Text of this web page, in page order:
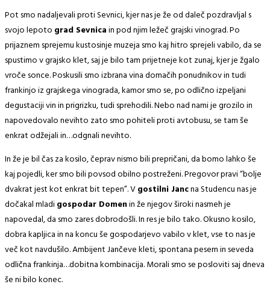
Pot smo nadaljevali proti Sevnici, kjer nas je že od daleč pozdravljal s
svojo lepoto grad Sevnicain pod njim ležeč grajski vinograd. Po
prijaznem sprejemu kustosinje muzeja smo kaj hitro sprejeli vabilo, da se
spustimo v grajsko klet, saj je bilo tam prijetneje kot zunaj, kjer je žgalo
vroče sonce. Poskusili smo izbrana vina domačih ponudnikov in tudi
frankinjo iz grajskega vinograda, kamor smo se, po odlično izpeljani
degustaciji vin in prigrizku, tudi sprehodili. Nebo nad nami je grozilo in
napovedovalo nevihto zato smo pohiteli proti avtobusu, se tam še
enkrat odžejali in…odgnali nevihto.
In že je bil čas za kosilo, čeprav nismo bili prepričani, da bomo lahko še
kaj pojedli, ker smo bili povsod obilno postreženi. Pregovor pravi “bolje
dvakrat jest kot enkrat bit tepen”. Vgostilni Jancna Studencu nas je
dočakal mladigospodar Domenin že njegov široki nasmeh je
napovedal, da smo zares dobrodošli. In res je bilo tako. Okusno kosilo,
dobra kapljica in na koncu še gospodarjevo vabilo v klet, vse to nas je
več kot navdušilo. Ambijent Jančeve kleti, spontana pesem in seveda
odlična frankinja…dobitna kombinacija. Morali smo se posloviti saj dneva
še ni bilo konec.